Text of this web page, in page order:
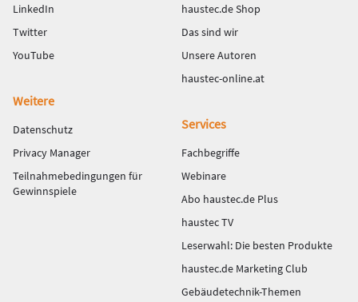
LinkedIn
Twitter
YouTube
haustec.de Shop
Das sind wir
Unsere Autoren
haustec-online.at
Weitere
Datenschutz
Privacy Manager
Teilnahmebedingungen für
Gewinnspiele
Services
Fachbegriffe
Webinare
Abo haustec.de Plus
haustec TV
Leserwahl: Die besten Produkte
haustec.de Marketing Club
Gebäudetechnik-Themen